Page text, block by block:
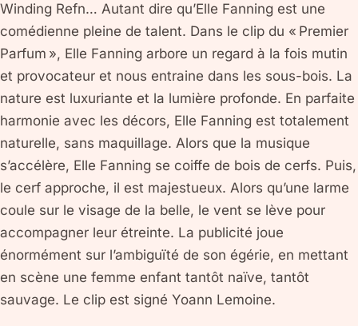
Winding Refn… Autant dire qu’Elle Fanning est une
comédienne pleine de talent. Dans le clip du « Premier
Parfum », Elle Fanning arbore un regard à la fois mutin
et provocateur et nous entraine dans les sous-bois. La
nature est luxuriante et la lumière profonde. En parfaite
harmonie avec les décors, Elle Fanning est totalement
naturelle, sans maquillage. Alors que la musique
s’accélère, Elle Fanning se coiffe de bois de cerfs. Puis,
le cerf approche, il est majestueux. Alors qu’une larme
coule sur le visage de la belle, le vent se lève pour
accompagner leur étreinte. La publicité joue
énormément sur l’ambiguïté de son égérie, en mettant
en scène une femme enfant tantôt naïve, tantôt
sauvage. Le clip est signé Yoann Lemoine.